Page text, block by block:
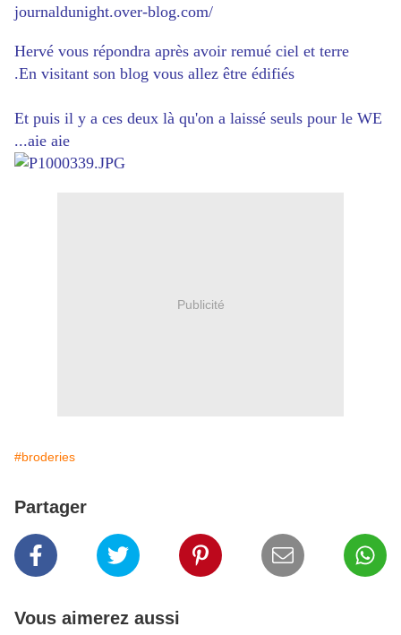
journaldunight.over-blog.com/
Hervé vous répondra après avoir remué ciel et terre
.En visitant son blog vous allez être édifiés
Et puis il y a ces deux là qu'on a laissé seuls pour le WE
...aie aie
Publicité
#broderies
Partager
Vous aimerez aussi